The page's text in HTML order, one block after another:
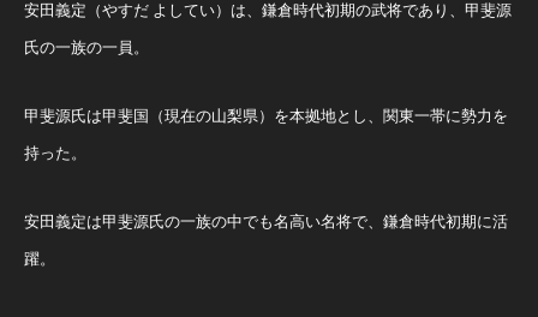
安田義定（やすだ よしてい）は、鎌倉時代初期の武将であり、甲斐源
氏の一族の一員。
甲斐源氏は甲斐国（現在の山梨県）を本拠地とし、関東一帯に勢力を
持った。
安田義定は甲斐源氏の一族の中でも名高い名将で、鎌倉時代初期に活
躍。